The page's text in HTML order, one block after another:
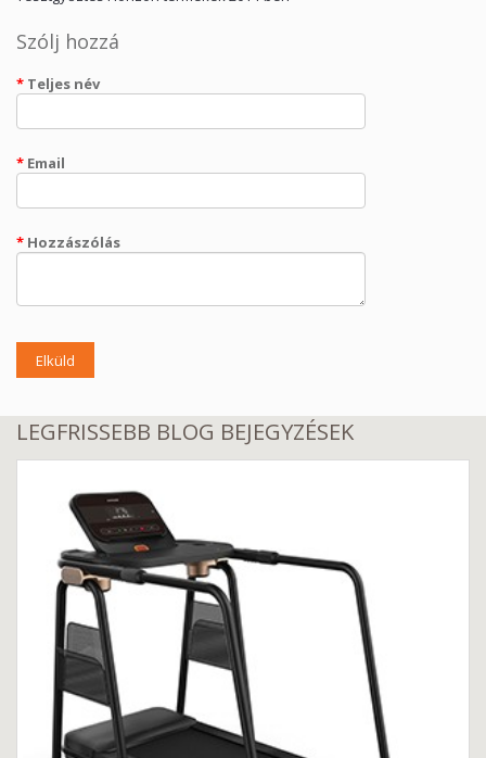
Szólj hozzá
Teljes név
Email
Hozzászólás
Elküld
LEGFRISSEBB BLOG BEJEGYZÉSEK